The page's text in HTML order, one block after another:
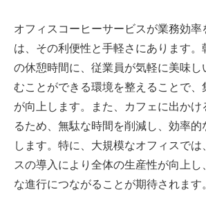
オフィスコーヒーサービスが業務効率
は、その利便性と手軽さにあります。
の休憩時間に、従業員が気軽に美味し
むことができる環境を整えることで、
が向上します。また、カフェに出かけ
るため、無駄な時間を削減し、効率的
します。特に、大規模なオフィスで
スの導入により全体の生産性が向上
な進行につながることが期待されます